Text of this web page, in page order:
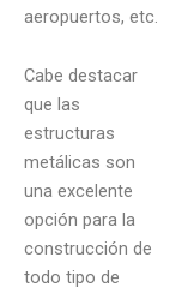
aeropuertos, etc.
Cabe destacar
que las
estructuras
metálicas son
una excelente
opción para la
construcción de
todo tipo de